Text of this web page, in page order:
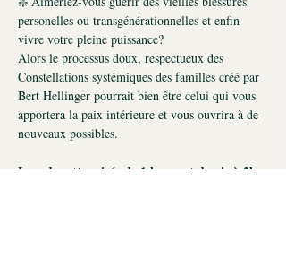
personelles ou transgénérationnelles et enfin
vivre votre pleine puissance?
Alors le processus doux, respectueux des
Constellations systémiques des familles créé par
Bert Hellinger pourrait bien être celui qui vous
apportera la paix intérieure et vous ouvrira à de
nouveaux possibles.
Lors de cette soirée de 1 heure et demie à 2h,